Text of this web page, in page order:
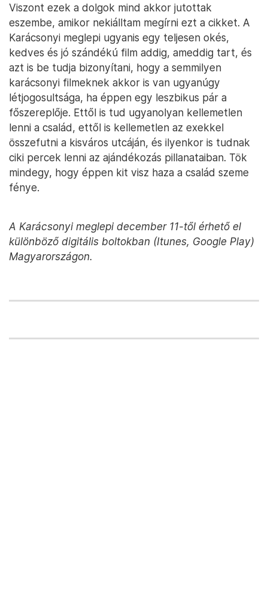
Viszont ezek a dolgok mind akkor jutottak
eszembe, amikor nekiálltam megírni ezt a cikket. A
Karácsonyi meglepi ugyanis egy teljesen okés,
kedves és jó szándékú film addig, ameddig tart, és
azt is be tudja bizonyítani, hogy a semmilyen
karácsonyi filmeknek akkor is van ugyanúgy
létjogosultsága, ha éppen egy leszbikus pár a
főszereplője. Ettől is tud ugyanolyan kellemetlen
lenni a család, ettől is kellemetlen az exekkel
összefutni a kisváros utcáján, és ilyenkor is tudnak
ciki percek lenni az ajándékozás pillanataiban. Tök
mindegy, hogy éppen kit visz haza a család szeme
fénye.
A Karácsonyi meglepi december 11-től érhető el
különböző digitális boltokban (Itunes, Google Play)
Magyarországon.